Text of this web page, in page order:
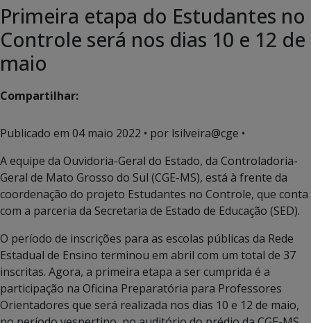
Primeira etapa do Estudantes no
Controle será nos dias 10 e 12 de
maio
Compartilhar:
Publicado em 04 maio 2022 • por lsilveira@cge •
A equipe da Ouvidoria-Geral do Estado, da Controladoria-
Geral de Mato Grosso do Sul (CGE-MS), está à frente da
coordenação do projeto Estudantes no Controle, que conta
com a parceria da Secretaria de Estado de Educação (SED).
O período de inscrições para as escolas públicas da Rede
Estadual de Ensino terminou em abril com um total de 37
inscritas. Agora, a primeira etapa a ser cumprida é a
participação na Oficina Preparatória para Professores
Orientadores que será realizada nos dias 10 e 12 de maio,